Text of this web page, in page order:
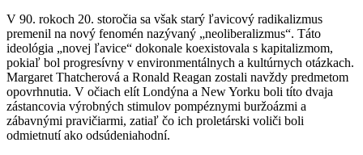
V 90. rokoch 20. storočia sa však starý ľavicový radikalizmus
premenil na nový fenomén nazývaný „neoliberalizmus“. Táto
ideológia „novej ľavice“ dokonale koexistovala s kapitalizmom,
pokiaľ bol progresívny v environmentálnych a kultúrnych otázkach.
Margaret Thatcherová a Ronald Reagan zostali navždy predmetom
opovrhnutia. V očiach elít Londýna a New Yorku boli títo dvaja
zástancovia výrobných stimulov pompéznymi buržoázmi a
zábavnými pravičiarmi, zatiaľ čo ich proletárski voliči boli
odmietnutí ako odsúdeniahodní.